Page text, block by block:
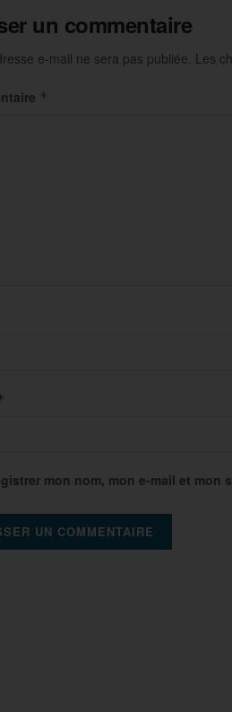
un commentaire
e-mail ne sera pas publiée. Les
*
mon nom, mon e-mail et